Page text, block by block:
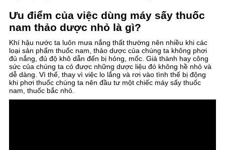
Ưu điểm của việc dùng máy sấy thuốc
nam thảo dược nhỏ là gì?
Khí hậu nước ta luôn mưa nắng thất thường nên nhiều khi các
loại sản phẩm thuốc nam, thảo dược của chúng ta không phơi
đủ nắng, đủ độ khô dẫn đến bị hỏng, mốc. Giá thành hay công
sức của chúng ta có được những dược liệu đó không hề nhỏ và
dễ dàng. Vì thế, thay vì việc lo lắng và rơi vào tình thế bị động
khi phơi thuốc chúng ta nên đầu tư một chiếc máy sấy thuốc
nam, thuốc bắc nhỏ.